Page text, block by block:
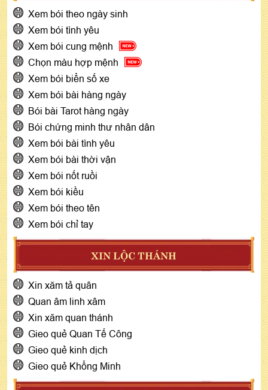
Xem bói theo ngày sinh
Xem bói tình yêu
Xem bói cung mệnh
Chọn màu hợp mệnh
Xem bói biển số xe
Xem bói bài hàng ngày
Bói bài Tarot hàng ngày
Bói chứng minh thư nhân dân
Xem bói bài tình yêu
Xem bói bài thời vận
Xem bói nốt ruồi
Xem bói kiều
Xem bói theo tên
Xem bói chỉ tay
XIN LỘC THÁNH
Xin xăm tả quân
Quan âm linh xâm
Xin xăm quan thánh
Gieo quẻ Quan Tế Công
Gieo quẻ kinh dịch
Gieo quẻ Khổng Minh